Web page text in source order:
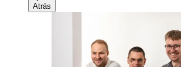
Atrás